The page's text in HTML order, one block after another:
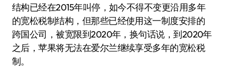
结构已经在2015年叫停，如今不得不变更沿用多年
的宽松税制结构，但那些已经使用这一制度安排的
跨国公司，被宽限到2020年，换句话说，到2020年
之后，苹果将无法在爱尔兰继续享受多年的宽松税
制。